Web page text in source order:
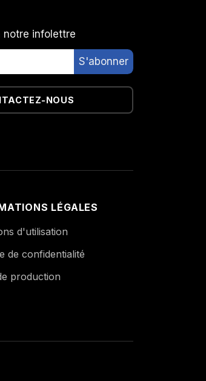
notre infolettre
NOUS
LÉGALES
d'utilisation
de confidentialité
production